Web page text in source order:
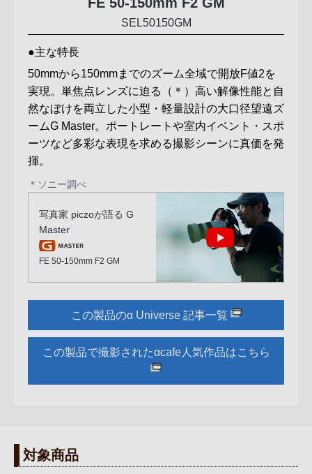
SEL50150GM
主な特長
50mmから150mmまでのズーム全域で開放F値2を
実現。単焦点レンズに迫る（＊）高い解像性能と自
然なぼけを両立した小型・軽量設計の大口径望遠ズ
ームG Master。ポートレートや室内イベント・スポ
ーツなど多彩な表現を求める撮影シーンに真価を発
揮。
＊ソニー調べ
写真家 piczoが語る G
Master
FE 50-150mm F2 GM
この製品のα Universe 記事一覧
この製品で撮影されたαcafe人気作品はこちら
対象商品